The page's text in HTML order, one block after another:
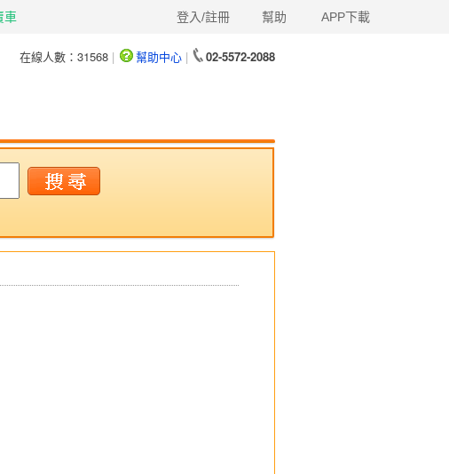
車 登入/註冊 幫助 APP下載
在線人數： 31568 | 幫助中心 | 02-5572-2088